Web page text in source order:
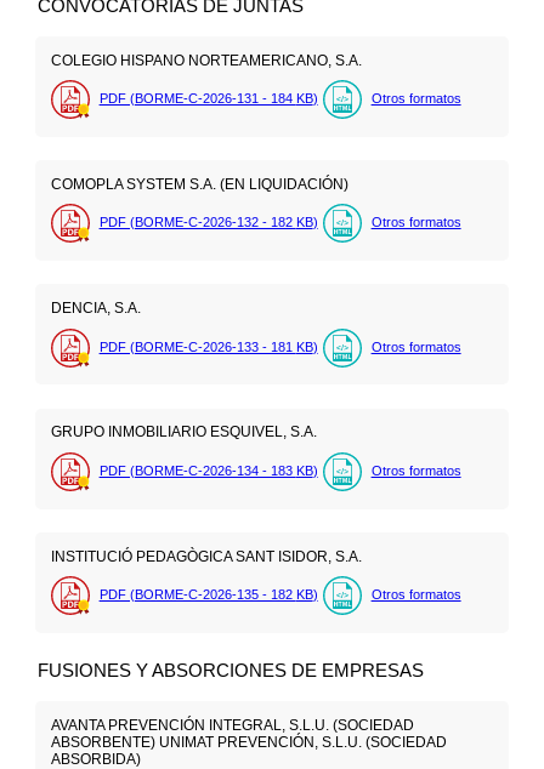
CONVOCATORIAS DE JUNTAS
COLEGIO HISPANO NORTEAMERICANO, S.A.
PDF (BORME-C-2026-131 - 184 KB) Otros formatos
COMOPLA SYSTEM S.A. (EN LIQUIDACIÓN)
PDF (BORME-C-2026-132 - 182 KB) Otros formatos
DENCIA, S.A.
PDF (BORME-C-2026-133 - 181 KB) Otros formatos
GRUPO INMOBILIARIO ESQUIVEL, S.A.
PDF (BORME-C-2026-134 - 183 KB) Otros formatos
INSTITUCIÓ PEDAGÒGICA SANT ISIDOR, S.A.
PDF (BORME-C-2026-135 - 182 KB) Otros formatos
FUSIONES Y ABSORCIONES DE EMPRESAS
AVANTA PREVENCIÓN INTEGRAL, S.L.U. (SOCIEDAD
ABSORBENTE) UNIMAT PREVENCIÓN, S.L.U. (SOCIEDAD
ABSORBIDA)